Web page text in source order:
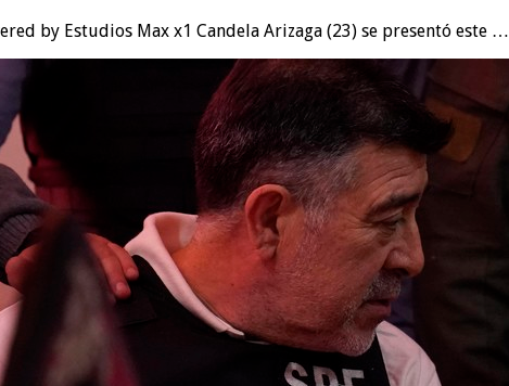
by Estudios Max x1 Candela Arizaga (23) se presentó este …